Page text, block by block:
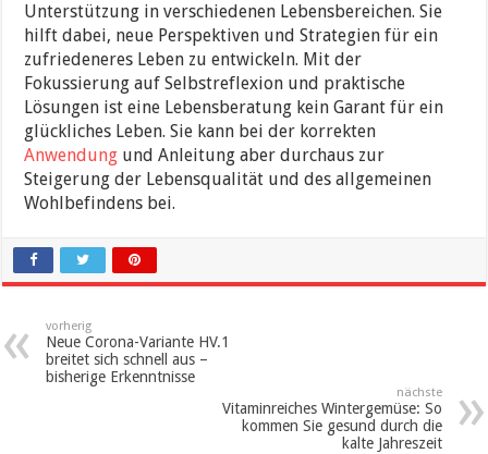
Unterstützung in verschiedenen Lebensbereichen. Sie
hilft dabei, neue Perspektiven und Strategien für ein
zufriedeneres Leben zu entwickeln. Mit der
Fokussierung auf Selbstreflexion und praktische
Lösungen ist eine Lebensberatung kein Garant für ein
glückliches Leben. Sie kann bei der korrekten
Anwendung und Anleitung aber durchaus zur
Steigerung der Lebensqualität und des allgemeinen
Wohlbefindens bei.
vorherig
Neue Corona-Variante HV.1
breitet sich schnell aus –
bisherige Erkenntnisse
nächste
Vitaminreiches Wintergemüse: So
kommen Sie gesund durch die
kalte Jahreszeit